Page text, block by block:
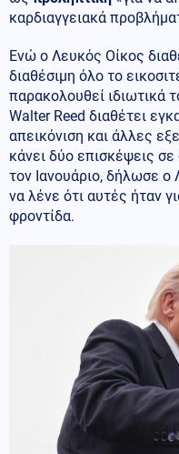
καρδιαγγειακά
Ενώ ο Λευκός Οίκος
διαθέσιμη όλο το
παρακολουθεί ιδιωτικά
Walter Reed διαθέτει
απεικόνιση και άλλες
κάνει δύο επισκέψεις
τον Ιανουάριο, δήλωσε
να λένε ότι αυτές ήταν
φροντίδα.